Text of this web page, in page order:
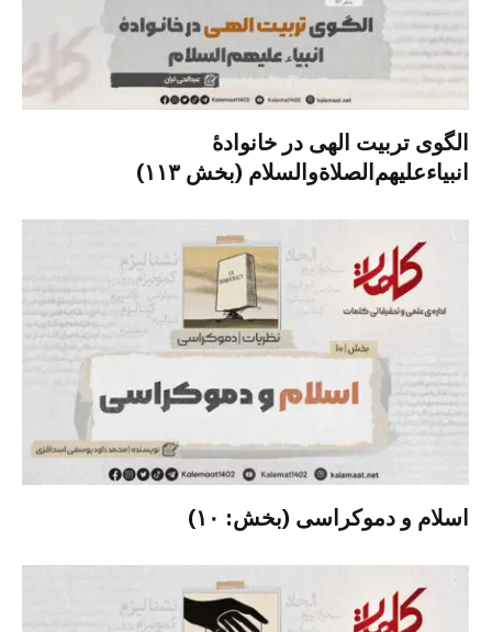
الگوی تربیت الهی در خانوادۀ
انبیاءعلیهم‌الصلاةو‌السلام (بخش ۱۱۳)
اسلام و دموکراسی (بخش: ۱۰)